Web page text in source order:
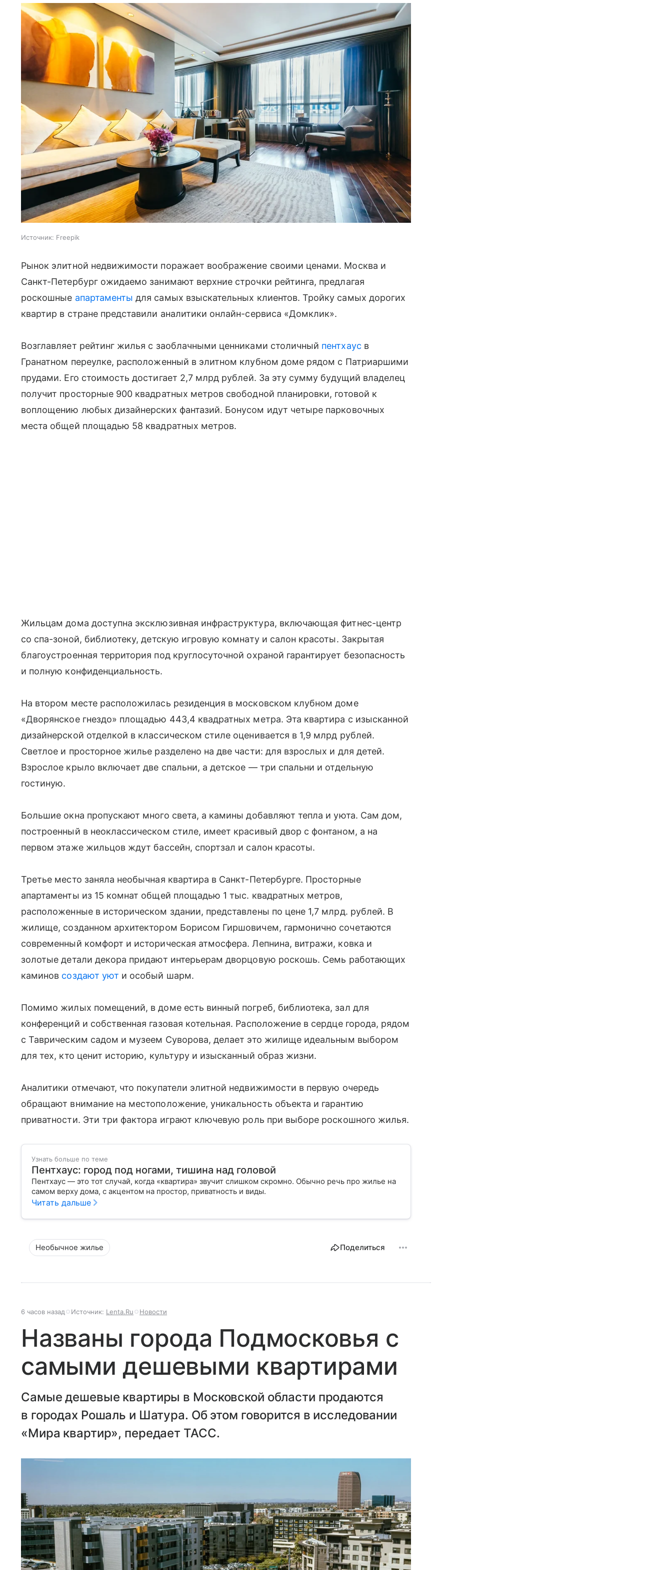
Источник: Freepik
Рынок элитной недвижимости поражает воображение своими ценами. Москва и
Санкт-Петербург ожидаемо занимают верхние строчки рейтинга, предлагая
роскошные апартаменты для самых взыскательных клиентов. Тройку самых дорогих
квартир в стране представили аналитики онлайн-сервиса «‎Домклик».
Возглавляет рейтинг жилья с заоблачными ценниками столичный пентхаус в
Гранатном переулке, расположенный в элитном клубном доме рядом с Патриаршими
прудами. Его стоимость достигает 2,7 млрд рублей. За эту сумму будущий владелец
получит просторные 900 квадратных метров свободной планировки, готовой к
воплощению любых дизайнерских фантазий. Бонусом идут четыре парковочных
места общей площадью 58 квадратных метров.
Жильцам дома доступна эксклюзивная инфраструктура, включающая фитнес-центр
со спа-зоной, библиотеку, детскую игровую комнату и салон красоты. Закрытая
благоустроенная территория под круглосуточной охраной гарантирует безопасность
и полную конфиденциальность.
На втором месте расположилась резиденция в московском клубном доме
«Дворянское гнездо» площадью 443,4 квадратных метра. Эта квартира с изысканной
дизайнерской отделкой в классическом стиле оценивается в 1,9 млрд рублей.
Светлое и просторное жилье разделено на две части: для взрослых и для детей.
Взрослое крыло включает две спальни, а детское — три спальни и отдельную
гостиную.
Большие окна пропускают много света, а камины добавляют тепла и уюта. Сам дом,
построенный в неоклассическом стиле, имеет красивый двор с фонтаном, а на
первом этаже жильцов ждут бассейн, спортзал и салон красоты.
Третье место заняла необычная квартира в Санкт-Петербурге. Просторные
апартаменты из 15 комнат общей площадью 1 тыс. квадратных метров,
расположенные в историческом здании, представлены по цене 1,7 млрд. рублей. В
жилище, созданном архитектором Борисом Гиршовичем, гармонично сочетаются
современный комфорт и историческая атмосфера. Лепнина, витражи, ковка и
золотые детали декора придают интерьерам дворцовую роскошь. Семь работающих
каминов создают уют и особый шарм.
Помимо жилых помещений, в доме есть винный погреб, библиотека, зал для
конференций и собственная газовая котельная. Расположение в сердце города, рядом
с Таврическим садом и музеем Суворова, делает это жилище идеальным выбором
для тех, кто ценит историю, культуру и изысканный образ жизни.
Аналитики отмечают, что покупатели элитной недвижимости в первую очередь
обращают внимание на местоположение, уникальность объекта и гарантию
приватности. Эти три фактора играют ключевую роль при выборе роскошного жилья.
Узнать больше по теме
Пентхаус: город под ногами, тишина над головой
Пентхаус — это тот случай, когда «квартира» звучит слишком скромно. Обычно речь про жилье на
самом верху дома, с акцентом на простор, приватность и виды.
Читать дальше
Необычное жилье Поделиться
6 часов назад Источник: Lenta.Ru Новости
Названы города Подмосковья с
самыми дешевыми квартирами
Самые дешевые квартиры в Московской области продаются
в городах Рошаль и Шатура. Об этом говорится в исследовании
«Мира квартир», передает ТАСС.